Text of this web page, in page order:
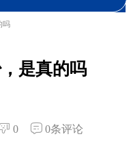
吗
是真的吗
0
0条评论